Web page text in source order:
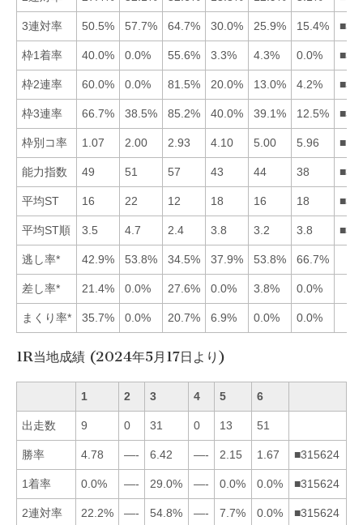
3連対率 50.5% 57.7% 64.7% 30.0% 25.9% 15.4%
枠1着率 40.0% 0.0% 55.6% 3.3% 4.3% 0.0%
枠2連率 60.0% 0.0% 81.5% 20.0% 13.0% 4.2%
枠3連率 66.7% 38.5% 85.2% 40.0% 39.1% 12.5%
枠別コ率 1.07 2.00 2.93 4.10 5.00 5.96
能力指数 49 51 57 43 44 38
平均ST 16 22 12 18 16 18
平均ST順 3.5 4.7 2.4 3.8 3.2 3.8
逃し率* 42.9% 53.8% 34.5% 37.9% 53.8% 66.7%
差し率* 21.4% 0.0% 27.6% 0.0% 3.8% 0.0%
まくり率* 35.7% 0.0% 20.7% 6.9% 0.0% 0.0%
1R当地成績 (2024年5月17日より)
1 2 3 4 5 6
出走数 9 0 31 0 13 51
勝率 4.78 —- 6.42 —- 2.15 1.67 ■315624
1着率 0.0% —- 29.0% —- 0.0% 0.0% ■315624
2連対率 22.2% —- 54.8% —- 7.7% 0.0% ■315624